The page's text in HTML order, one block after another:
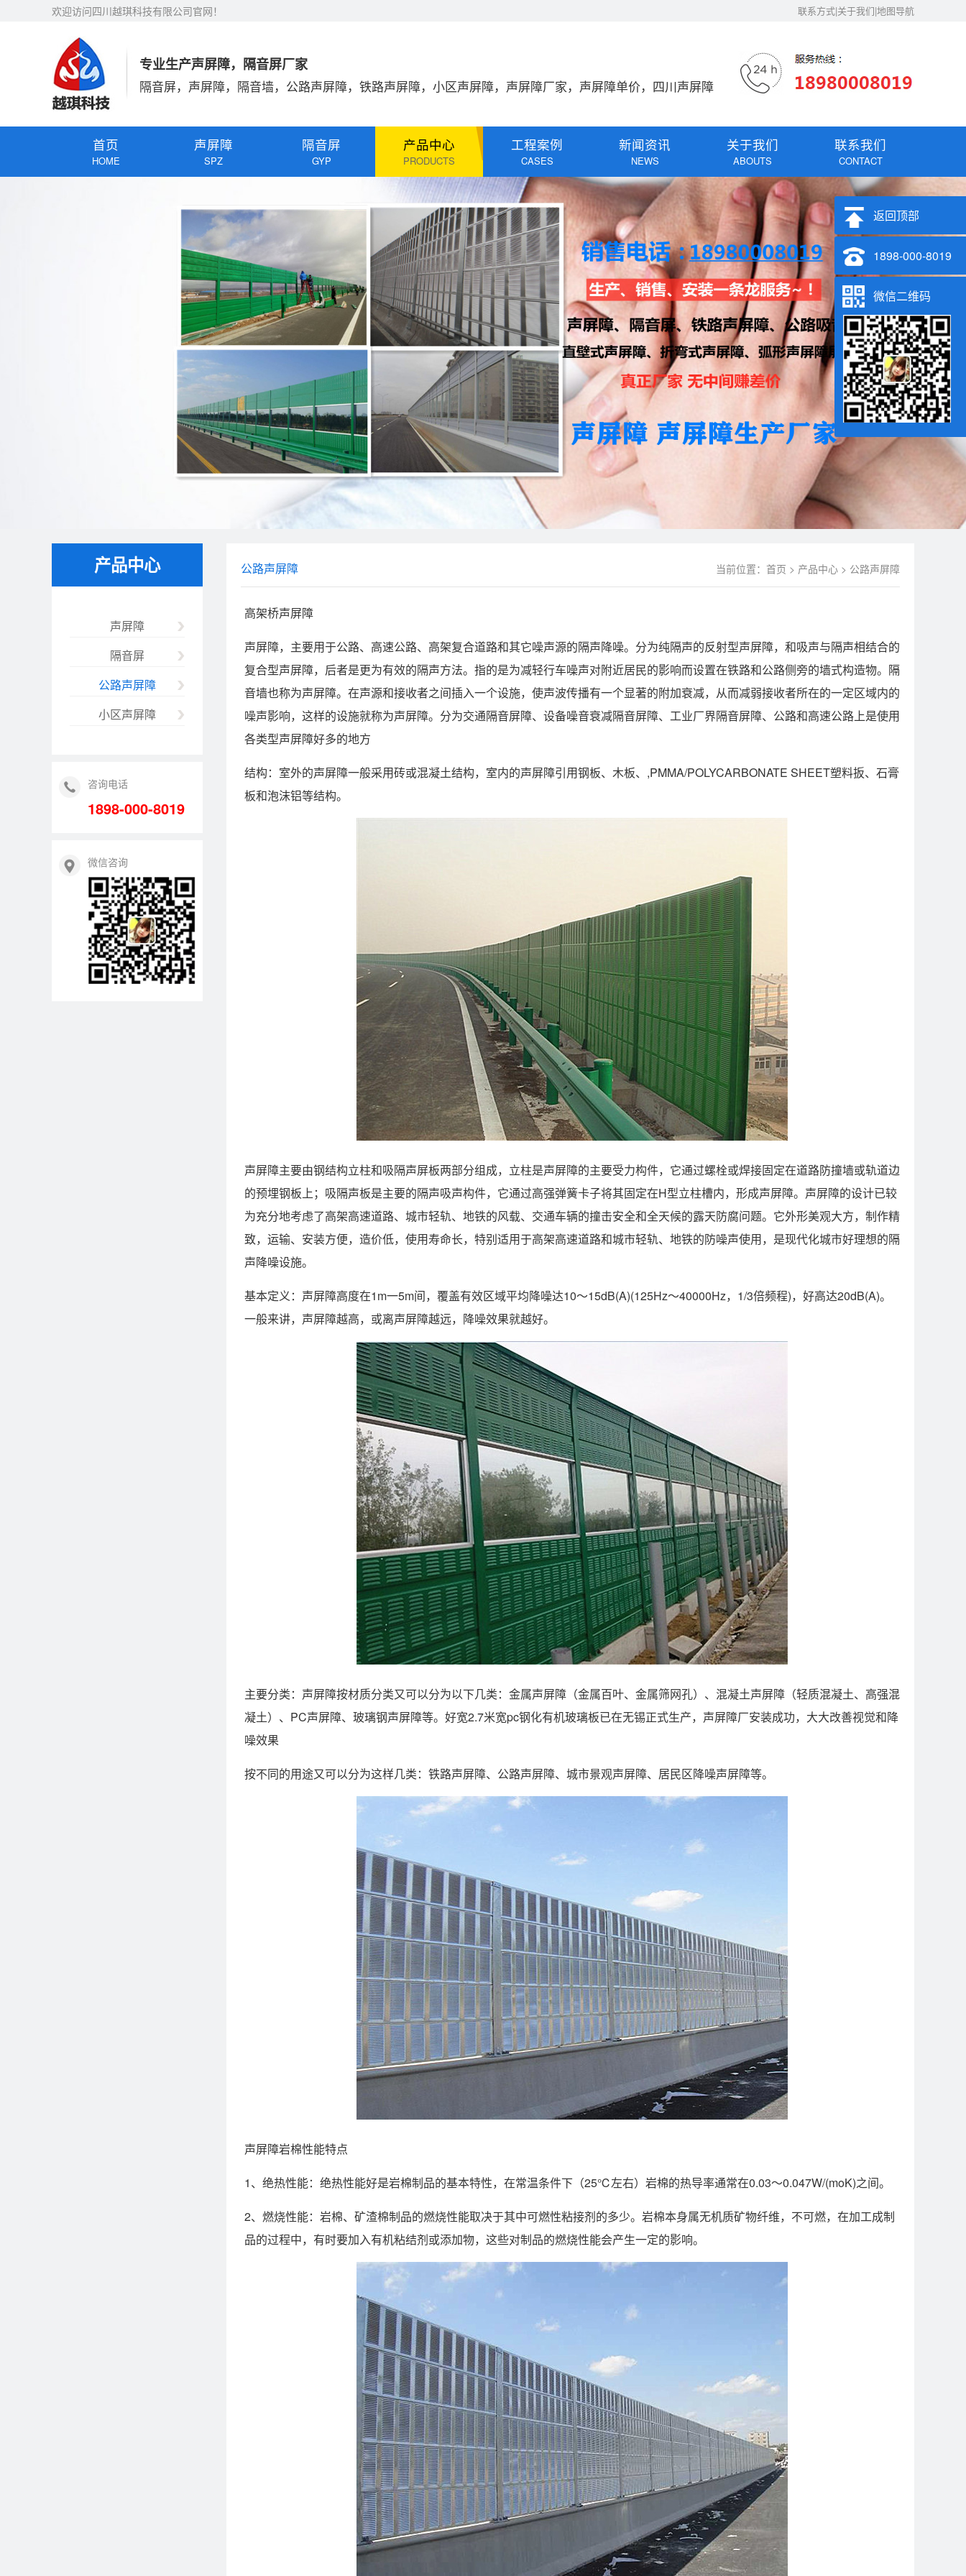
联系方式|关于我们|地图导航
欢迎访问四川越琪科技有限公司官网！
专业生产声屏障，隔音屏厂家
隔音屏，声屏障，隔音墙，公路声屏障，铁路声屏障，小区声屏障，声屏障厂家，声屏障单价，四川声屏障
首页
HOME
声屏障
SPZ
隔音屏
GYP
产品中心
PRODUCTS
工程案例
CASES
新闻资讯
NEWS
关于我们
ABOUTS
联系我们
CONTACT
产品中心
声屏障
隔音屏
公路声屏障
小区声屏障
咨询电话
1898-000-8019
微信咨询
当前位置： 首页 > 产品中心 > 公路声屏障
公路声屏障
高架桥声屏障
声屏障，主要用于公路、高速公路、高架复合道路和其它噪声源的隔声降噪。分为纯隔声的反射型声屏障，和吸声与隔声相结合的
复合型声屏障，后者是更为有效的隔声方法。指的是为减轻行车噪声对附近居民的影响而设置在铁路和公路侧旁的墙式构造物。隔
音墙也称为声屏障。在声源和接收者之间插入一个设施，使声波传播有一个显著的附加衰减，从而减弱接收者所在的一定区域内的
噪声影响，这样的设施就称为声屏障。分为交通隔音屏障、设备噪音衰减隔音屏障、工业厂界隔音屏障、公路和高速公路上是使用
各类型声屏障好多的地方
结构：室外的声屏障一般采用砖或混凝土结构，室内的声屏障引用钢板、木板、,PMMA/POLYCARBONATE SHEET塑料扳、石膏
板和泡沫铝等结构。
声屏障主要由钢结构立柱和吸隔声屏板两部分组成，立柱是声屏障的主要受力构件，它通过螺栓或焊接固定在道路防撞墙或轨道边
的预埋钢板上；吸隔声板是主要的隔声吸声构件，它通过高强弹簧卡子将其固定在H型立柱槽内，形成声屏障。声屏障的设计已较
为充分地考虑了高架高速道路、城市轻轨、地铁的风载、交通车辆的撞击安全和全天候的露天防腐问题。它外形美观大方，制作精
致，运输、安装方便，造价低，使用寿命长，特别适用于高架高速道路和城市轻轨、地铁的防噪声使用，是现代化城市好理想的隔
声降噪设施。
基本定义：声屏障高度在1m一5m间，覆盖有效区域平均降噪达10～15dB(A)(125Hz～40000Hz，1/3倍频程)，好高达20dB(A)。
一般来讲，声屏障越高，或离声屏障越远，降噪效果就越好。
主要分类：声屏障按材质分类又可以分为以下几类：金属声屏障（金属百叶、金属筛网孔）、混凝土声屏障（轻质混凝土、高强混
凝土）、PC声屏障、玻璃钢声屏障等。好宽2.7米宽pc钢化有机玻璃板已在无锡正式生产，声屏障厂安装成功，大大改善视觉和降
噪效果
按不同的用途又可以分为这样几类：铁路声屏障、公路声屏障、城市景观声屏障、居民区降噪声屏障等。
声屏障岩棉性能特点
1、绝热性能：绝热性能好是岩棉制品的基本特性，在常温条件下（25℃左右）岩棉的热导率通常在0.03～0.047W/(moK)之间。
2、燃烧性能：岩棉、矿渣棉制品的燃烧性能取决于其中可燃性粘接剂的多少。岩棉本身属无机质矿物纤维，不可燃，在加工成制
品的过程中，有时要加入有机粘结剂或添加物，这些对制品的燃烧性能会产生一定的影响。
返回顶部
1898-000-8019
微信二维码